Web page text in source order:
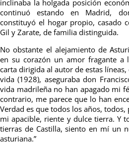
inclinaba la holgada posición
continuó estando en Madrid,
constituyó el hogar propio, casado
Gil y Zarate, de familia distinguida.
No obstante el alejamiento de
en su corazón un amor fragante a
carta dirigida al autor de estas
vida (1928), aseguraba don
vida madrileña no han apagado mi
contrario, me parece que lo han
Verdad es que todos los años,
mi apacible, riente y dulce tierra. Y
tierras de Castilla, siento en mí un
asturiana.”